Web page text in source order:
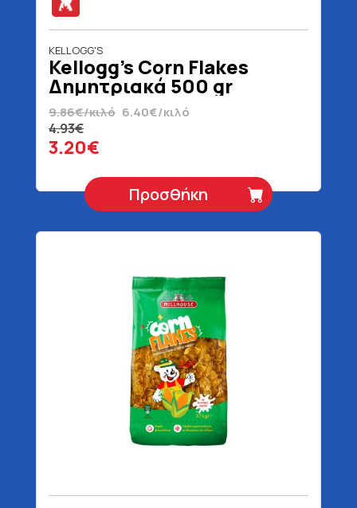
KELLOGG'S
Kellogg's Corn Flakes
Δημητριακά 500 gr
9.86€/κιλό 6.40€/κιλό
4.93€
3.20€
Προσθήκη